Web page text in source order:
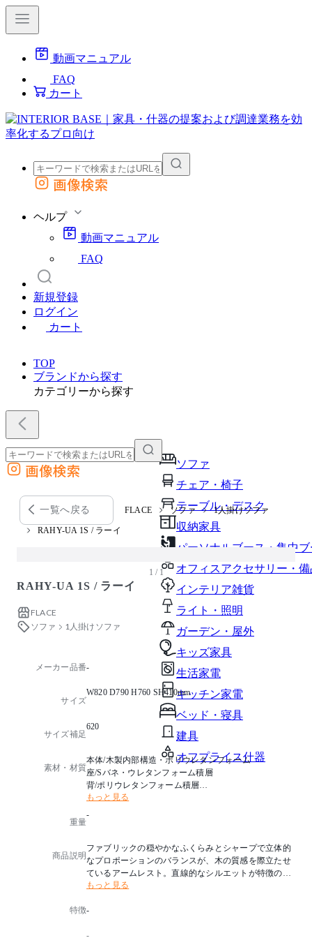
動画マニュアル
FAQ
カート
外部サイトの商品をカートに追加
画像検索
ヘルプ
動画マニュアル
FAQ
新規登録
ログイン
カート
TOP
ブランドから探す
カテゴリーから探す
ソファ
チェア・椅子
テーブル・デスク
収納家具
パーソナルブース・集中
オフィスアクセサリー・備
インテリア雑貨
ライト・照明
ガーデン・屋外
キッズ家具
生活家電
キッチン家電
ベッド・寝具
建具
オフプライス什器
外部サイトの商品をカートに追加
他のサイトで見つけた商品ページのURLを貼り付けて、カートに追加できます
画像検索
一覧へ戻る FLACE ソファ 1人掛けソファ
RAHY-UA 1S / ラーイ
1 / 1
RAHY-UA 1S / ラーイ
FLACE
ソファ
1人掛けソファ
メーカー品番-
サイズ
W820 D790 H760 SH410mm
サイズ補足
620
素材・材質
本体/木製内部構造・ポリウレタンフォーム
座/Sバネ・ウレタンフォーム積層
背/ポリウレタンフォーム積層
張地/皮革張(ブラック)
もっと見る
重量
-
商品説明
ファブリックの穏やかなふくらみとシャープで立体的
なプロポーションのバランスが、木の質感を際立たせ
ているアームレスト。直線的なシルエットが特徴のソ
ファです。
間にも溶け込めます。
もっと見る
特徴-
-